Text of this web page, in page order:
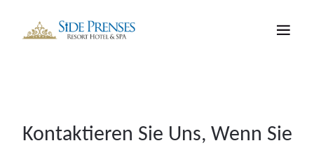
Kontaktieren Sie Uns, Wenn Sie